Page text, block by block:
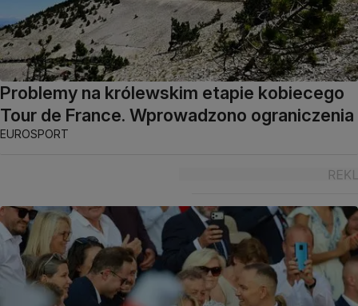
Problemy na królewskim etapie kobiecego
Tour de France. Wprowadzono ograniczenia
EUROSPORT